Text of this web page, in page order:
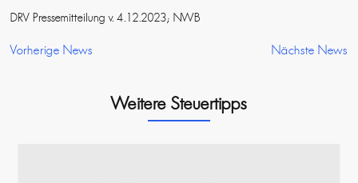
DRV Pressemitteilung v. 4.12.2023; NWB
Vorherige News Nächste News
Weitere Steuertipps